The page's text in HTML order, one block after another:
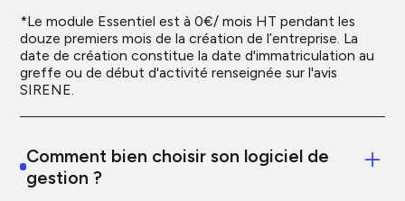
*Le module Essentiel est à 0€/ mois HT pendant les
douze premiers mois de la création de l’entreprise. La
date de création constitue la date d'immatriculation au
greffe ou de début d'activité renseignée sur l'avis
SIRENE.
Comment bien choisir son logiciel de
gestion ?